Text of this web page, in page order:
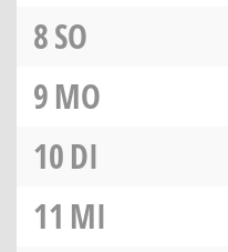
8SO
9MO
10DI
11 MI